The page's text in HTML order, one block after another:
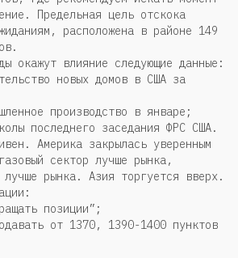
Предельная цель отскока
расположена в районе 149
окажут влияние следующие данные:
новых домов в США за
производство в январе;
последнего заседания ФРС США.
Америка закрылась уверенным
сектор лучше рынка,
лучше рынка. Азия торгуется вверх.
позиции”;
от 1370, 1390-1400 пунктов